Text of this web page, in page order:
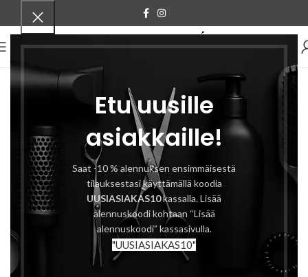
Etu uusille
asiakkaille!
Saat -10 % alennuksen ensimmäisestä
tilauksestasi käyttämällä koodia
UUSIASIAKAS10kassalla. Lisää
alennuskoodi kohtaan “Lisää
alennuskoodi” kassasivulla.
"UUSIASIAKAS10"
VALIKKO